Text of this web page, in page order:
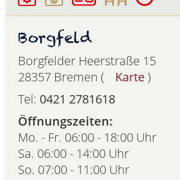
Borgfeld
Borgfelder Heerstraße 15
28357 Bremen (
Karte )
Tel: 0421 2781618
Öffnungszeiten:
Mo. - Fr. 06:00 - 18:00 Uhr
Sa. 06:00 - 14:00 Uhr
So. 07:00 - 11:00 Uhr